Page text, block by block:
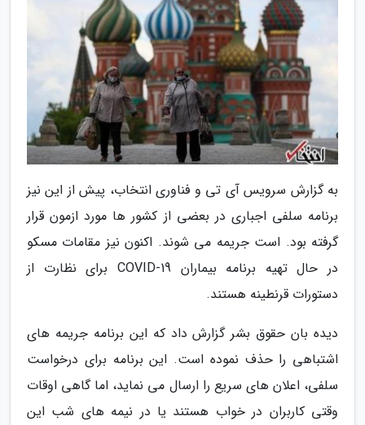
به گزارش سرویس آی تی و فناوری انتخاب، پیش از این نیز
برنامه سلفی اجباری در بعضی از کشور ها مورد ازمون قرار
گرفته بود. است جریمه می شوند. اکنون نیز مقامات مسکو
در حال تهیه برنامه بیماران COVID-19 برای نظارت از
دستورات قرنطینه هستند.
دیده بان حقوق بشر گزارش داد که این برنامه جریمه های
اشتباهی را حذف نموده است. این برنامه برای درخواست
سلفی، اعلان های سریع را ارسال می نماید، اما گاهی اوقات
وقتی کاربران در خواب هستند یا در نیمه های شب این